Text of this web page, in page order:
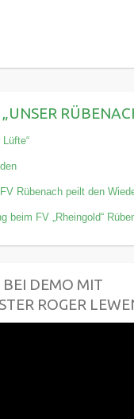
Rübenach peilt den
beim FV „Rheingold“
BEI DEMO MIT
ROGER